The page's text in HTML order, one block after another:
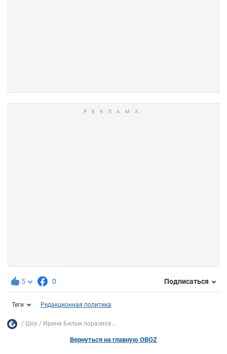
5 0 Подписаться
Теги Редакционная политика
Шоу Ирина Билык поразила...
Вернуться на главную OBOZ